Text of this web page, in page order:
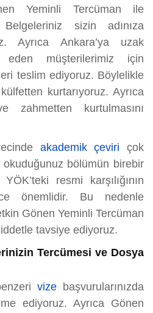
Yeminli Tercüman ile
sizin adınıza
Ayrıca Ankara’ya uzak
eden müşterilerimiz için
teslim ediyoruz. Böylelikle
kurtarıyoruz. Ayrıca
zahmetten kurtulmasını
akademik çeviri çok
okuduğunuz bölümün birebir
resmi karşılığının
önemlidir. Bu nedenle
Gönen Yeminli Tercüman
tavsiye ediyoruz.
Tercümesi ve Dosya
vize başvurularınızda
ediyoruz. Ayrıca Gönen